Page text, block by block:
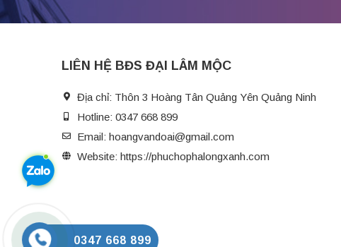
LIÊN HỆ BĐS ĐẠI LÂM MỘC
Địa chỉ: Thôn 3 Hoàng Tân Quảng Yên Quảng Ninh
Hotline: 0347 668 899
Email: hoangvandoai@gmail.com
Website: https://phuchophalongxanh.com
0347 668 899